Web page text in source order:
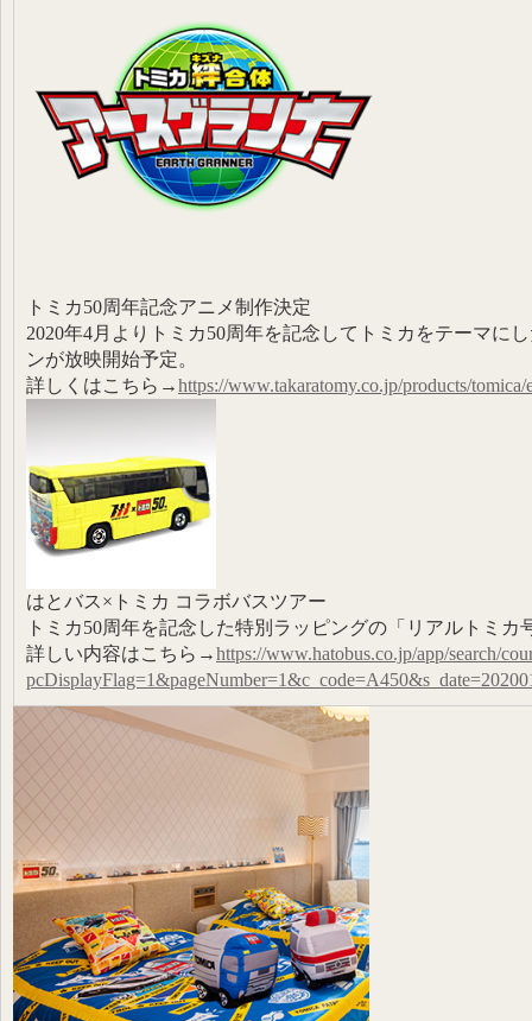
トミカ50周年記念アニメ制作決定
2020年4月よりトミカ50周年を記念してトミカをテーマに
ンが放映開始予定。
詳しくはこちら→https://www.takaratomy.co.jp/products/tomica/
はとバス×トミカ コラボバスツアー
トミカ50周年を記念した特別ラッピングの「リアルトミカ
詳しい内容はこちら→https://www.hatobus.co.jp/app/search/